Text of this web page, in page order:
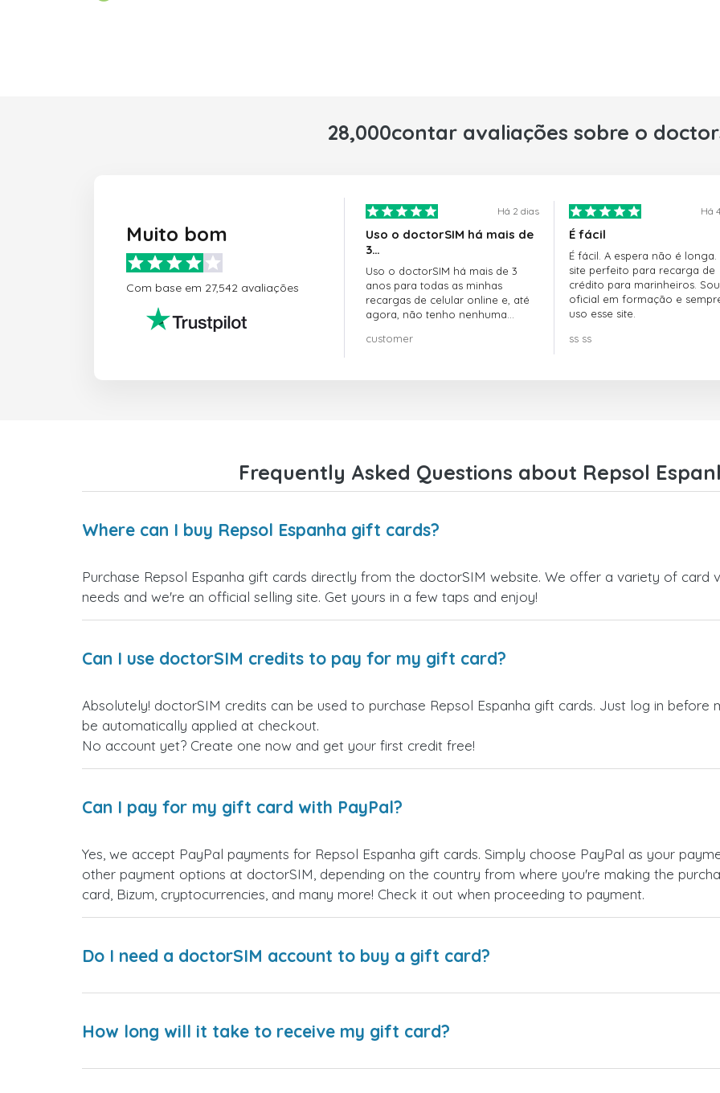
28,000contar avaliações sobre o
Muito bom
Com base em 27,542 avaliações
Há 2 dias
Uso o doctorSIM há mais de
3…
Uso o doctorSIM há mais de 3
anos para todas as minhas
recargas de celular online e, até
agora, não tenho nenhuma
customer
Há
É fácil
É fácil. A espera não é longa.
site perfeito para recarga de
crédito para marinheiros. Sou
oficial em formação e
uso esse site.
ss ss
Frequently Asked Questions about Repsol
Where can I buy Repsol Espanha gift cards?
Purchase Repsol Espanha gift cards directly from the doctorSIM website. We offer a variety of
needs and we're an official selling site. Get yours in a few taps and enjoy!
Can I use doctorSIM credits to pay for my gift card?
Absolutely! doctorSIM credits can be used to purchase Repsol Espanha gift cards. Just log in before
be automatically applied at checkout.
No account yet? Create one now and get your first credit free!
Can I pay for my gift card with PayPal?
Yes, we accept PayPal payments for Repsol Espanha gift cards. Simply choose PayPal as your
other payment options at doctorSIM, depending on the country from where you're making the
card, Bizum, cryptocurrencies, and many more! Check it out when proceeding to payment.
Do I need a doctorSIM account to buy a gift card?
How long will it take to receive my gift card?